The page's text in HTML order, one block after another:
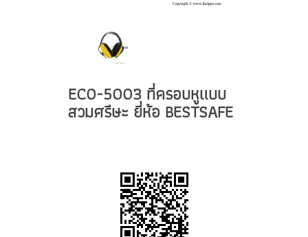
ECO-5003 ที่ครอบหูแบบ
สวมศรีษะ ยี่ห้อ BESTSAFE